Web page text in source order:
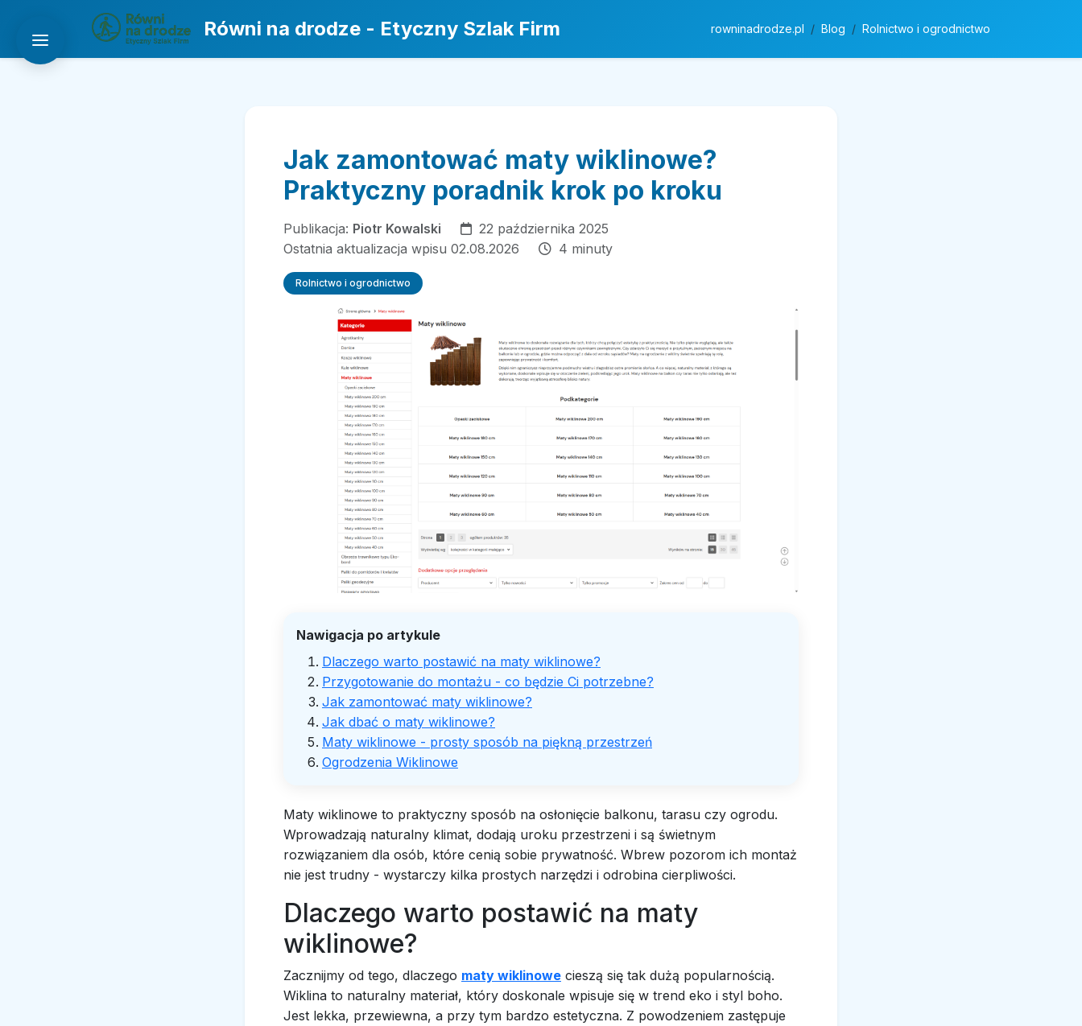
Równi na drodze - Etyczny Szlak Firm rowninadrodze.pl Blog Rolnictwo i ogrodnictwo
Jak zamontować maty wiklinowe?
Praktyczny poradnik krok po kroku
Publikacja: Piotr Kowalski
22 października 2025
Ostatnia aktualizacja wpisu 02.08.2026
4 minuty
Rolnictwo i ogrodnictwo
Nawigacja po artykule
Dlaczego warto postawić na maty wiklinowe?
Przygotowanie do montażu - co będzie Ci potrzebne?
Jak zamontować maty wiklinowe?
Jak dbać o maty wiklinowe?
Maty wiklinowe - prosty sposób na piękną przestrzeń
Ogrodzenia Wiklinowe
Maty wiklinowe to praktyczny sposób na osłonięcie balkonu, tarasu czy ogrodu.
Wprowadzają naturalny klimat, dodają uroku przestrzeni i są świetnym
rozwiązaniem dla osób, które cenią sobie prywatność. Wbrew pozorom ich montaż
nie jest trudny - wystarczy kilka prostych narzędzi i odrobina cierpliwości.
Dlaczego warto postawić na maty
wiklinowe?
Zacznijmy od tego, dlaczego maty wiklinowe cieszą się tak dużą popularnością.
Wiklina to naturalny materiał, który doskonale wpisuje się w trend eko i styl boho.
Jest lekka, przewiewna, a przy tym bardzo estetyczna. Z powodzeniem zastępuje